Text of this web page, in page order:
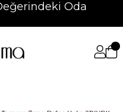
Oda